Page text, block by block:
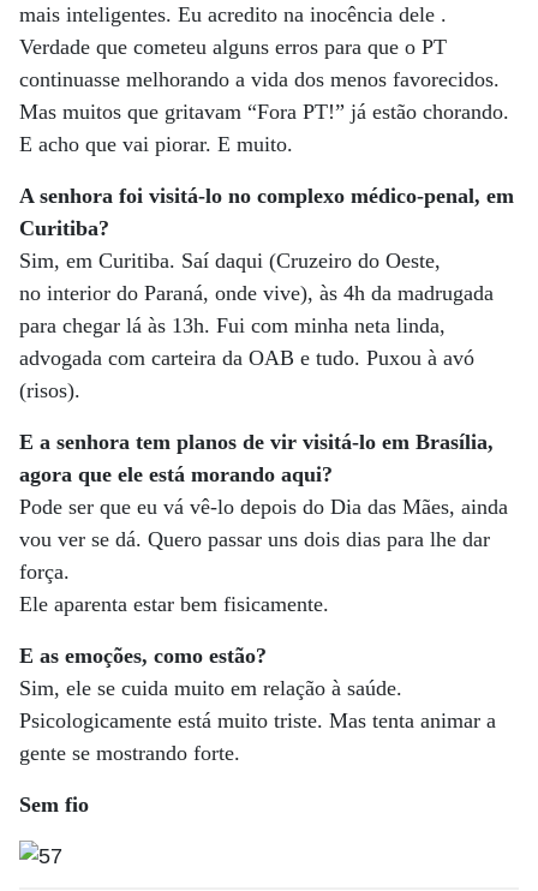
mais inteligentes. Eu acredito na inocência dele .
Verdade que cometeu alguns erros para que o PT
continuasse melhorando a vida dos menos favorecidos.
Mas muitos que gritavam “Fora PT!” já estão chorando.
E acho que vai piorar. E muito.
A senhora foi visitá-lo no complexo médico-penal, em
Curitiba?
Sim, em Curitiba. Saí daqui (Cruzeiro do Oeste,
no interior do Paraná, onde vive), às 4h da madrugada
para chegar lá às 13h. Fui com minha neta linda,
advogada com carteira da OAB e tudo. Puxou à avó
(risos).
E a senhora tem planos de vir visitá-lo em Brasília,
agora que ele está morando aqui?
Pode ser que eu vá vê-lo depois do Dia das Mães, ainda
vou ver se dá. Quero passar uns dois dias para lhe dar
força.
Ele aparenta estar bem fisicamente.
E as emoções, como estão?
Sim, ele se cuida muito em relação à saúde.
Psicologicamente está muito triste. Mas tenta animar a
gente se mostrando forte.
Sem fio